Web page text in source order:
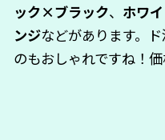
ック×ブラック、 ホワ
ンジなどがあります。
のもおしゃれですね！